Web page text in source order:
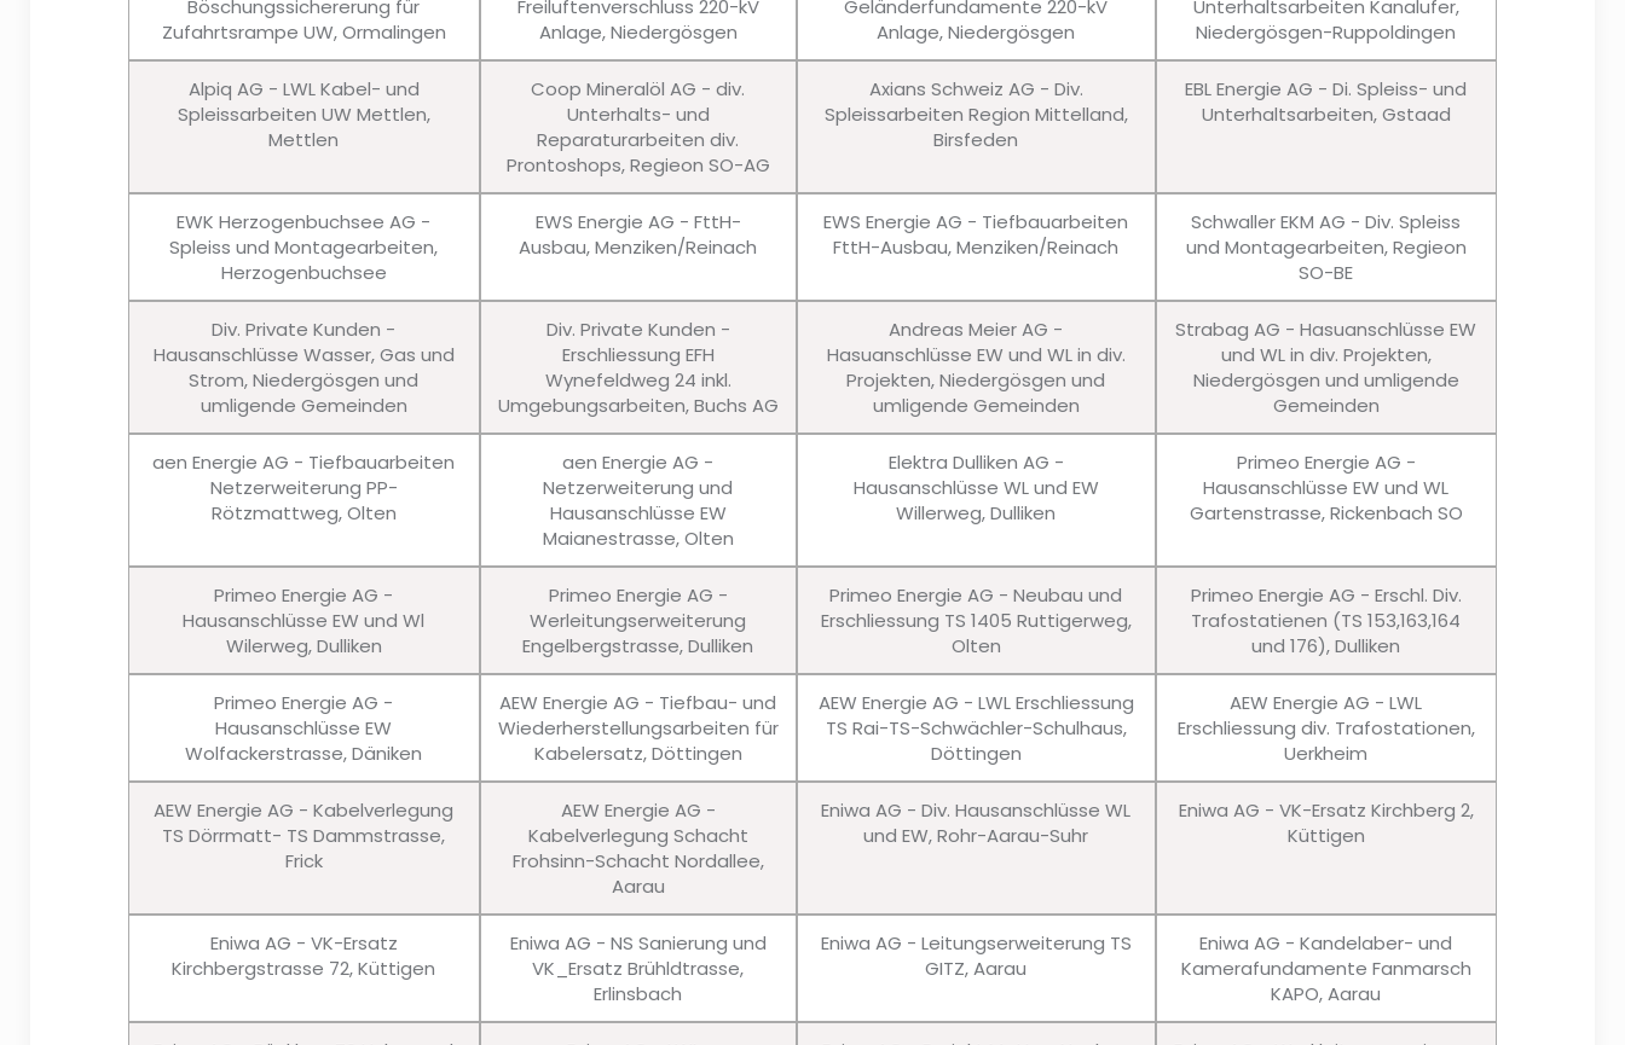
Böschungssichererung für
Zufahrtsrampe UW, Ormalingen
Freiluftenverschluss 220-kV
Anlage, Niedergösgen
Geländerfundamente 220-kV
Anlage, Niedergösgen
Unterhaltsarbeiten Kanalufer,
Niedergösgen-Ruppoldingen
Alpiq AG - LWL Kabel- und
Spleissarbeiten UW Mettlen,
Mettlen
Coop Mineralöl AG - div.
Unterhalts- und
Reparaturarbeiten div.
Prontoshops, Regieon SO-AG
Axians Schweiz AG - Div.
Spleissarbeiten Region Mittelland,
Birsfeden
EBL Energie AG - Di. Spleiss- und
Unterhaltsarbeiten, Gstaad
EWK Herzogenbuchsee AG -
Spleiss und Montagearbeiten,
Herzogenbuchsee
EWS Energie AG - FttH-
Ausbau, Menziken/Reinach
EWS Energie AG - Tiefbauarbeiten
FttH-Ausbau, Menziken/Reinach
Schwaller EKM AG - Div. Spleiss
und Montagearbeiten, Regieon
SO-BE
Div. Private Kunden -
Hausanschlüsse Wasser, Gas und
Strom, Niedergösgen und
umligende Gemeinden
Div. Private Kunden -
Erschliessung EFH
Wynefeldweg 24 inkl.
Umgebungsarbeiten, Buchs AG
Andreas Meier AG -
Hasuanschlüsse EW und WL in div.
Projekten, Niedergösgen und
umligende Gemeinden
Strabag AG - Hasuanschlüsse EW
und WL in div. Projekten,
Niedergösgen und umligende
Gemeinden
aen Energie AG - Tiefbauarbeiten
Netzerweiterung PP-
Rötzmattweg, Olten
aen Energie AG -
Netzerweiterung und
Hausanschlüsse EW
Maianestrasse, Olten
Elektra Dulliken AG -
Hausanschlüsse WL und EW
Willerweg, Dulliken
Primeo Energie AG -
Hausanschlüsse EW und WL
Gartenstrasse, Rickenbach SO
Primeo Energie AG -
Hausanschlüsse EW und Wl
Wilerweg, Dulliken
Primeo Energie AG -
Werleitungserweiterung
Engelbergstrasse, Dulliken
Primeo Energie AG - Neubau und
Erschliessung TS 1405 Ruttigerweg,
Olten
Primeo Energie AG - Erschl. Div.
Trafostatienen (TS 153,163,164
und 176), Dulliken
Primeo Energie AG -
Hausanschlüsse EW
Wolfackerstrasse, Däniken
AEW Energie AG - Tiefbau- und
Wiederherstellungsarbeiten für
Kabelersatz, Döttingen
AEW Energie AG - LWL Erschliessung
TS Rai-TS-Schwächler-Schulhaus,
Döttingen
AEW Energie AG - LWL
Erschliessung div. Trafostationen,
Uerkheim
AEW Energie AG - Kabelverlegung
TS Dörrmatt- TS Dammstrasse,
Frick
AEW Energie AG -
Kabelverlegung Schacht
Frohsinn-Schacht Nordallee,
Aarau
Eniwa AG - Div. Hausanschlüsse WL
und EW, Rohr-Aarau-Suhr
Eniwa AG - VK-Ersatz Kirchberg 2,
Küttigen
Eniwa AG - VK-Ersatz
Kirchbergstrasse 72, Küttigen
Eniwa AG - NS Sanierung und
VK_Ersatz Brühldtrasse,
Erlinsbach
Eniwa AG - Leitungserweiterung TS
GITZ, Aarau
Eniwa AG - Kandelaber- und
Kamerafundamente Fanmarsch
KAPO, Aarau